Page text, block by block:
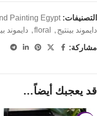
التصنيفات: Painting Egypt
دايموند بينتيج ,
floral
, دايموند
مشاركة:
قد يعجبك أيضاً…